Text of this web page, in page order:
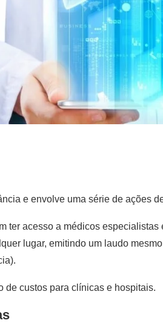
e envolve uma série de ações
ter acesso a médicos
lugar, emitindo um laudo
de custos para clínicas e hospitais.